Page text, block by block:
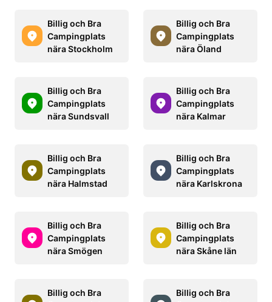
Billig och Bra
Campingplats
nära Stockholm
Billig och Bra
Campingplats
nära Öland
Billig och Bra
Campingplats
nära Sundsvall
Billig och Bra
Campingplats
nära Kalmar
Billig och Bra
Campingplats
nära Halmstad
Billig och Bra
Campingplats
nära Karlskrona
Billig och Bra
Campingplats
nära Smögen
Billig och Bra
Campingplats
nära Skåne län
Billig och Bra
Billig och Bra